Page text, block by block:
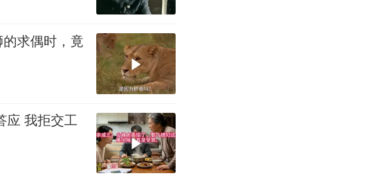
求偶时，竟
应 我拒交工